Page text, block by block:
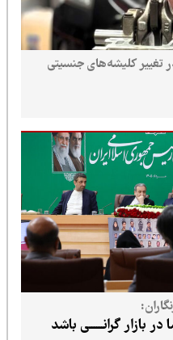
کلیشه‌های جنسیتی
گرانــــــی باشد